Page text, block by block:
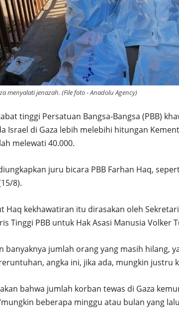
menyalati jenazah. (File foto - Anadolu Agency)
tinggi Persatuan Bangsa-Bangsa (PBB)
Israel di Gaza lebih melebihi hitungan
melewati 40.000.
juru bicara PBB Farhan Haq,
8).
Haq kekhawatiran itu dirasakan oleh
Tinggi PBB untuk Hak Asasi Manusia Volker
banyaknya jumlah orang yang masih hilang,
angka ini, jika ada, mungkin justru
bahwa jumlah korban tewas di Gaza
beberapa minggu atau bulan yang